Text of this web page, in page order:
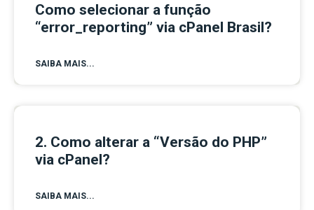
Como selecionar a função
“error_reporting” via cPanel Brasil?
SAIBA MAIS...
2. Como alterar a “Versão do PHP”
via cPanel?
SAIBA MAIS...